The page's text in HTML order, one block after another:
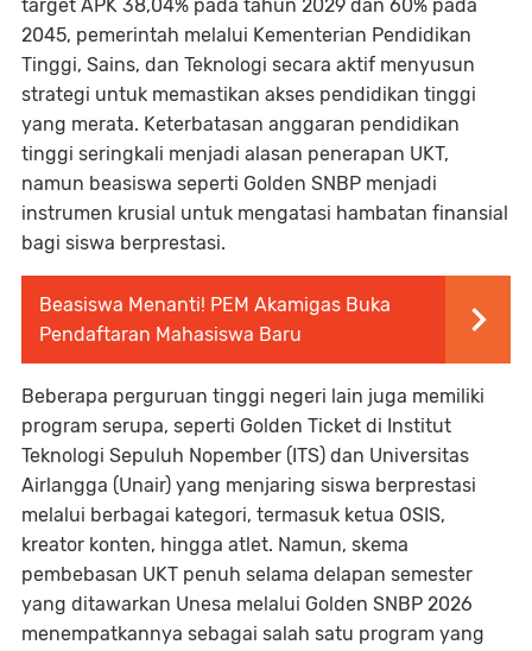
target APK 38,04% pada tahun 2029 dan 60% pada
2045, pemerintah melalui Kementerian Pendidikan
Tinggi, Sains, dan Teknologi secara aktif menyusun
strategi untuk memastikan akses pendidikan tinggi
yang merata. Keterbatasan anggaran pendidikan
tinggi seringkali menjadi alasan penerapan UKT,
namun beasiswa seperti Golden SNBP menjadi
instrumen krusial untuk mengatasi hambatan finansial
bagi siswa berprestasi.
Beasiswa Menanti! PEM Akamigas Buka
Pendaftaran Mahasiswa Baru
Beberapa perguruan tinggi negeri lain juga memiliki
program serupa, seperti Golden Ticket di Institut
Teknologi Sepuluh Nopember (ITS) dan Universitas
Airlangga (Unair) yang menjaring siswa berprestasi
melalui berbagai kategori, termasuk ketua OSIS,
kreator konten, hingga atlet. Namun, skema
pembebasan UKT penuh selama delapan semester
yang ditawarkan Unesa melalui Golden SNBP 2026
menempatkannya sebagai salah satu program yang